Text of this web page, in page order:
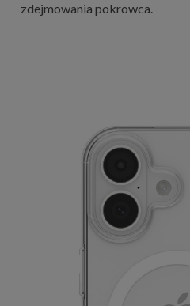
zdejmowania pokrowca.